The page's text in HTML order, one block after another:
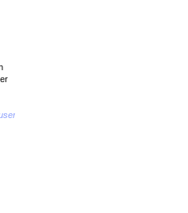
interno_web_DEF.pdf